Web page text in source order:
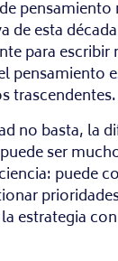
pensamiento
de esta
para escribir
pensamiento
trascendentes.
no basta, la
ser
puede
estrategia